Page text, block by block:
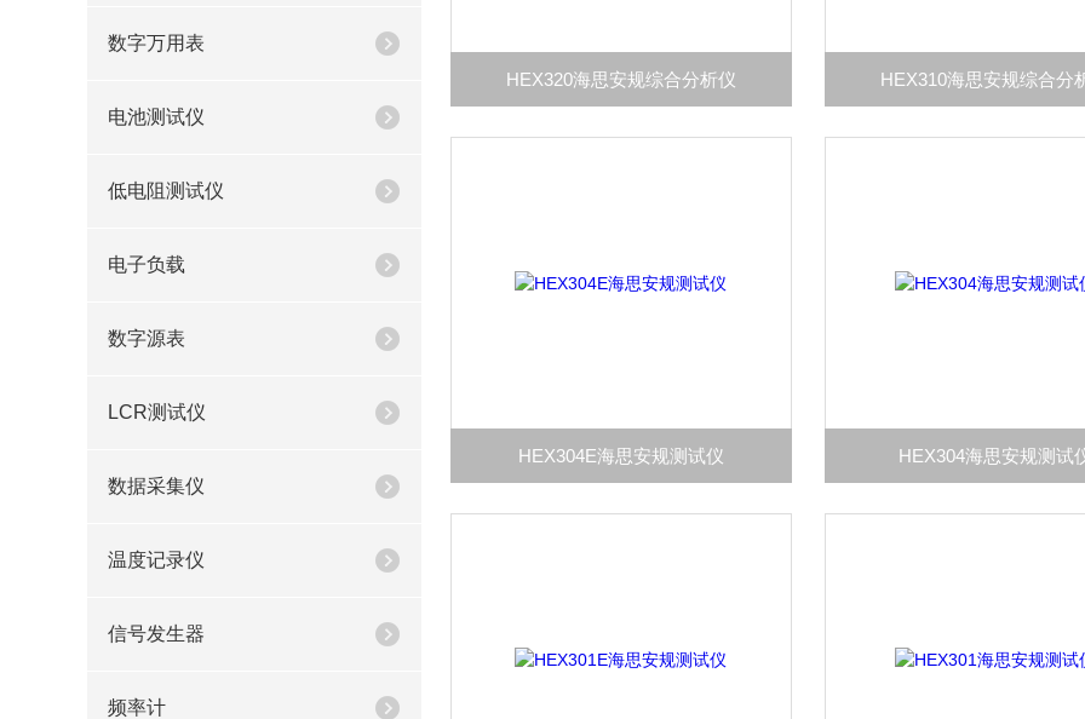
数字万用表
电池测试仪
低电阻测试仪
电子负载
数字源表
LCR测试仪
数据采集仪
温度记录仪
信号发生器
频率计
HEX320海思安规综合分析仪 HEX310海思安规综合分
HEX304E海思安规测试仪 HEX304海思安规测试